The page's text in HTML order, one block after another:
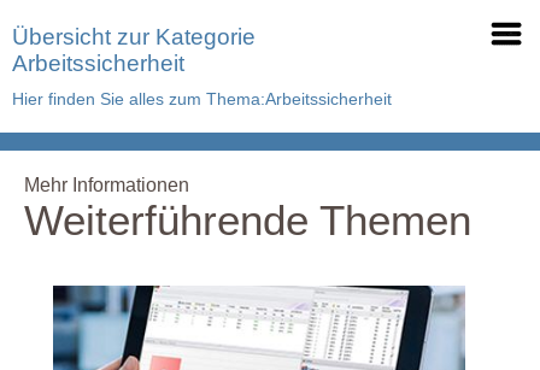
Übersicht zur Kategorie
Arbeitssicherheit
Hier finden Sie alles zum Thema:Arbeitssicherheit
Mehr Informationen
Weiterführende Themen